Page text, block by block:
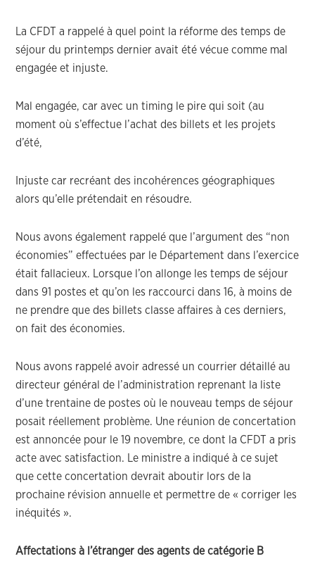
La CFDT a rappelé à quel point la réforme des temps de
séjour du printemps dernier avait été vécue comme mal
engagée et injuste.
Mal engagée, car avec un timing le pire qui soit (au
moment où s’effectue l’achat des billets et les projets
d’été,
Injuste car recréant des incohérences géographiques
alors qu’elle prétendait en résoudre.
Nous avons également rappelé que l’argument des “non
économies” effectuées par le Département dans l’exercice
était fallacieux. Lorsque l’on allonge les temps de séjour
dans 91 postes et qu’on les raccourci dans 16, à moins de
ne prendre que des billets classe affaires à ces derniers,
on fait des économies.
Nous avons rappelé avoir adressé un courrier détaillé au
directeur général de l’administration reprenant la liste
d’une trentaine de postes où le nouveau temps de séjour
posait réellement problème. Une réunion de concertation
est annoncée pour le 19 novembre, ce dont la CFDT a pris
acte avec satisfaction. Le ministre a indiqué à ce sujet
que cette concertation devrait aboutir lors de la
prochaine révision annuelle et permettre de « corriger les
inéquités ».
Affectations à l’étranger des agents de catégorie B